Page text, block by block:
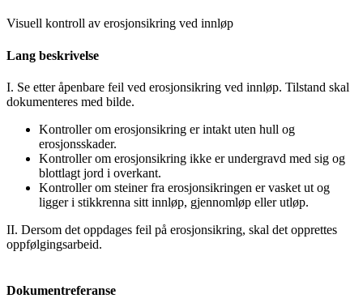
Visuell kontroll av erosjonsikring ved innløp
Lang beskrivelse
I. Se etter åpenbare feil ved erosjonsikring ved innløp. Tilstand skal
dokumenteres med bilde.
Kontroller om erosjonsikring er intakt uten hull og
erosjonsskader.
Kontroller om erosjonsikring ikke er undergravd med sig og
blottlagt jord i overkant.
Kontroller om steiner fra erosjonsikringen er vasket ut og
ligger i stikkrenna sitt innløp, gjennomløp eller utløp.
II. Dersom det oppdages feil på erosjonsikring, skal det opprettes
oppfølgingsarbeid.
Dokumentreferanse